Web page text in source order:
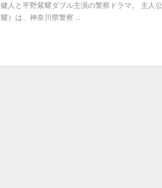
健人と平野紫耀ダブル主演の警察ドラマ。 主人
耀）は、神奈川県警察 ...